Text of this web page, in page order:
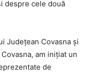
despre cele două
Județean Covasna și
am inițiat un
de